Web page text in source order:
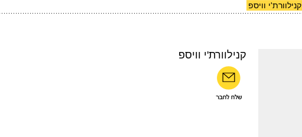
קנילוורת'י וויספ
קנילוורת'י וויספ